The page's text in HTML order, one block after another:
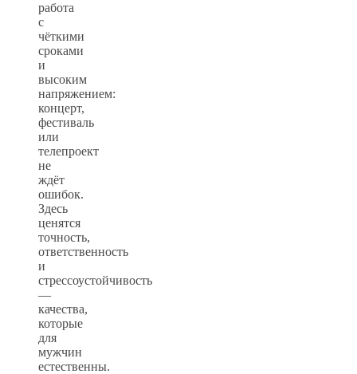
работа
с
чёткими
сроками
и
высоким
напряжением:
концерт,
фестиваль
или
телепроект
не
ждёт
ошибок.
Здесь
ценятся
точность,
ответственность
и
стрессоустойчивость
—
качества,
которые
для
мужчин
естественны.